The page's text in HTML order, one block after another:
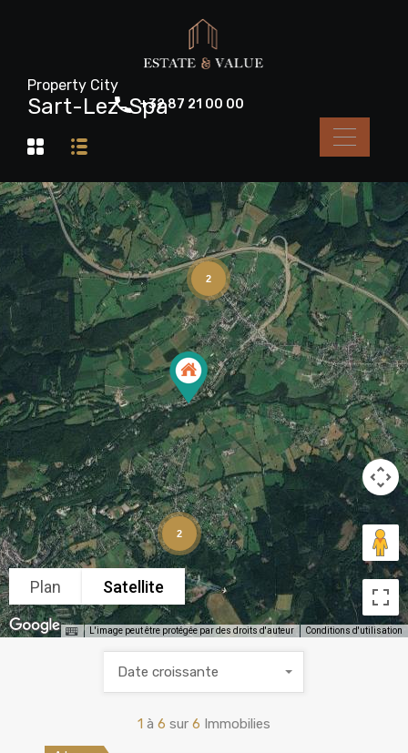
+32 87 21 00 00
Property City
Sart-Lez-Spa
2
2
Plan Satellite
L'image peut être protégée par des droits d'auteur Conditions d'utilisation
1 à 6 sur 6 Immobilies
Date croissante